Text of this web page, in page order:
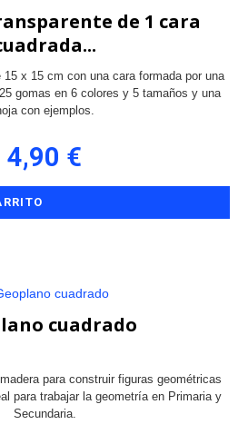
de 1 cara
15 x 15 cm con una cara formada por una
gomas en 6 colores y 5 tamaños y una
con ejemplos.
4,90 €
cuadrado
para construir figuras geométricas
para trabajar la geometría en Primaria y
Secundaria.